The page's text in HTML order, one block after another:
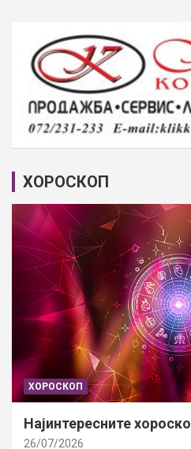
ХОРОСКОП
ХОРОСКОП
Најинтересните
26/07/2026